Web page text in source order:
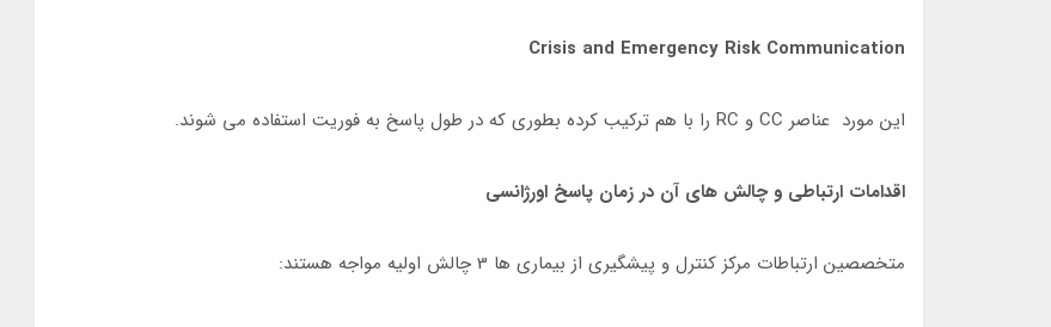
Crisis and Emergency Risk Communication
این مورد عناصر CC و RC را با هم ترکیب کرده بطوری که در طول پاسخ به فوریت استفاده می شوند.
اقدامات ارتباطی و چالش های آن در زمان پاسخ اورژانسی
متخصصین ارتباطات مرکز کنترل و پیشگیری از بیماری ها 3 چالش اولیه مواجه هستند: